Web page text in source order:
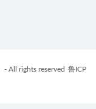
- All rights reserved 鲁ICP